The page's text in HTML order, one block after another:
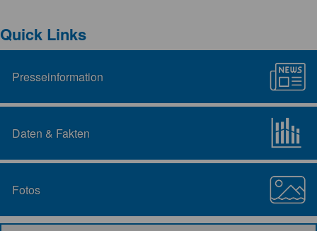
Quick Links
Presseinformation
Daten & Fakten
Fotos